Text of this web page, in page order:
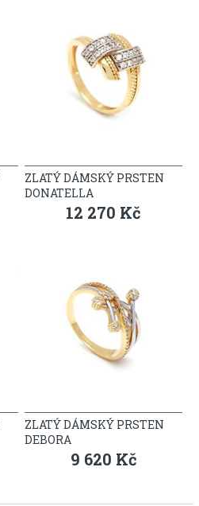
ZLATÝ DÁMSKÝ PRSTEN
DONATELLA
12 270 Kč
ZLATÝ DÁMSKÝ PRSTEN
DEBORA
9 620 Kč